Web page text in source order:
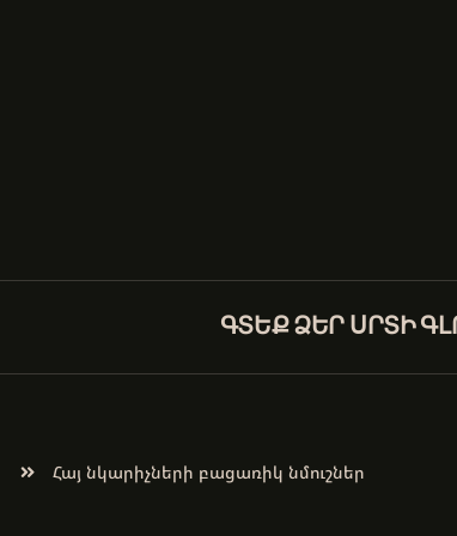
ԳՏԵՔ ՁԵՐ ՍՐՏԻ
Հայ նկարիչների բացառիկ նմուշներ